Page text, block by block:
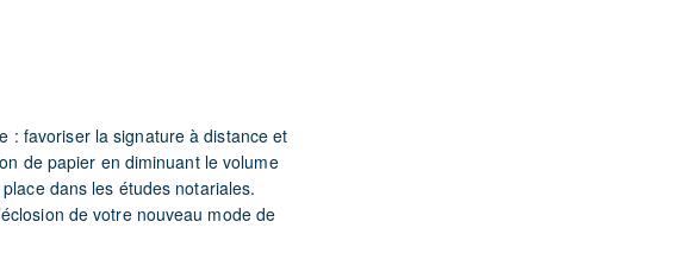
: favoriser la signature à distance et
de papier en diminuant le volume
dans les études notariales.
de votre nouveau mode de